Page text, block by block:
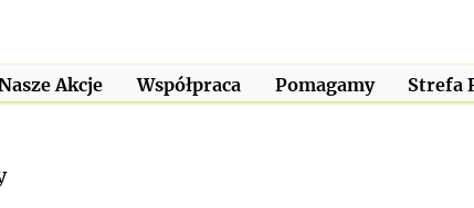
Akcje Współpraca Pomagamy Strefa